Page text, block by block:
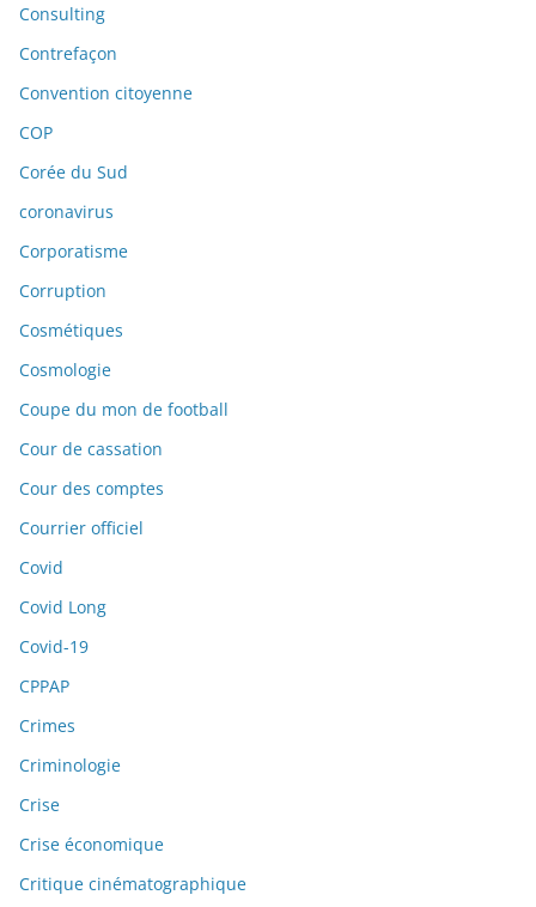
Consulting
Contrefaçon
Convention citoyenne
COP
Corée du Sud
coronavirus
Corporatisme
Corruption
Cosmétiques
Cosmologie
Coupe du mon de football
Cour de cassation
Cour des comptes
Courrier officiel
Covid
Covid Long
Covid-19
CPPAP
Crimes
Criminologie
Crise
Crise économique
Critique cinématographique